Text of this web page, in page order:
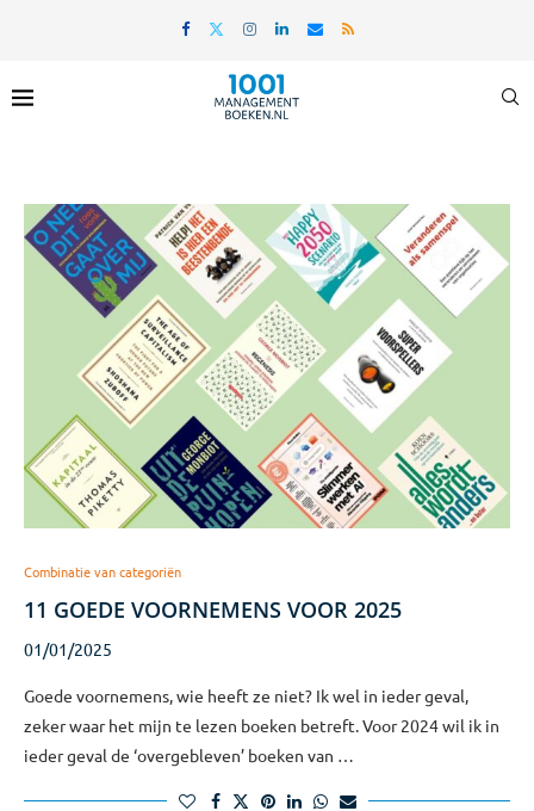
Combinatie van categoriën
11 GOEDE VOORNEMENS VOOR 2025
01/01/2025
Goede voornemens, wie heeft ze niet? Ik wel in ieder geval,
zeker waar het mijn te lezen boeken betreft. Voor 2024 wil ik in
ieder geval de ‘overgebleven’ boeken van …